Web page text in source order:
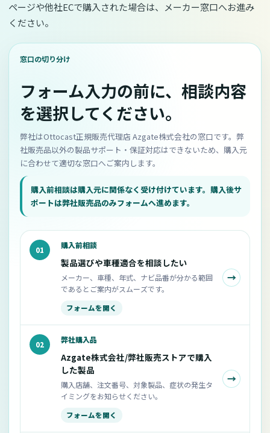
ページや他社ECで購入された場合は、メーカー窓口へお進み
ください。
窓口の切り分け
フォーム入力の前に、相談内容
を選択してください。
弊社はOttocast正規販売代理店 Azgate株式会社の窓口です。弊
社販売品以外の製品サポート・保証対応はできないため、購入元
に合わせて適切な窓口へご案内します。
購入前相談は購入元に関係なく受け付けています。購入後サ
ポートは弊社販売品のみフォームへ進めます。
01 購入前相談
製品選びや車種適合を相談したい
メーカー、車種、年式、ナビ品番が分かる範囲
であるとご案内がスムーズです。
→
フォームを開く
02 弊社購入品
Azgate株式会社/弊社販売ストアで購入
した製品
購入店舗、注文番号、対象製品、症状の発生タ
イミングをお知らせください。
→
フォームを開く